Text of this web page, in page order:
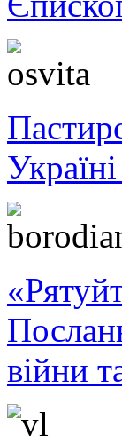
війни